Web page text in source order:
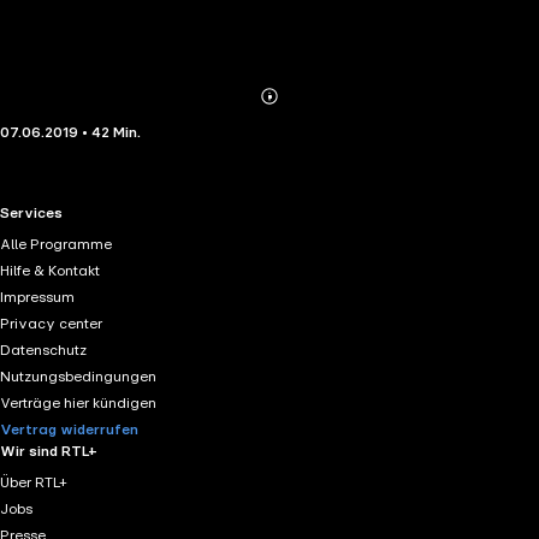
Mehr
07.06.2019 • 42 Min.
RTL+ useful links.
Services
Alle Programme
Hilfe & Kontakt
Impressum
Privacy center
Datenschutz
Nutzungsbedingungen
Verträge hier kündigen
Vertrag widerrufen
Wir sind RTL+
Über RTL+
Jobs
Presse